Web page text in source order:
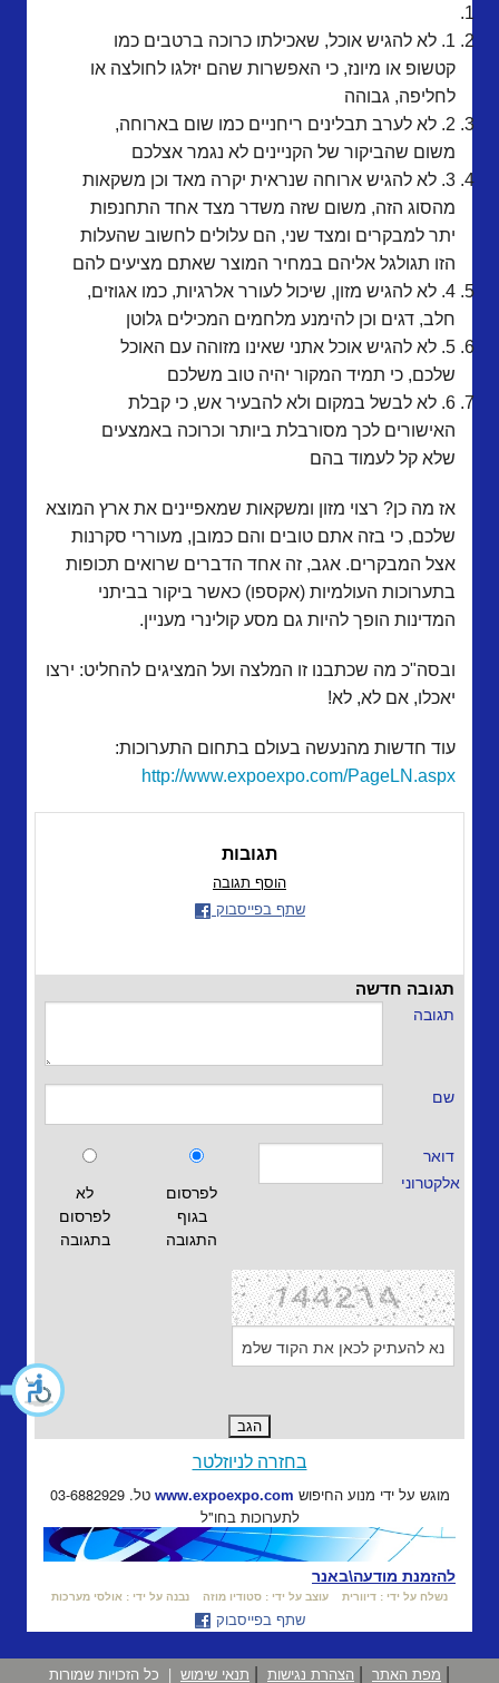
1. לא להגיש אוכל, שאכילתו כרוכה ברטבים כמו
קטשופ או מיונז, כי האפשרות שהם יזלגו לחולצה או
לחליפה, גבוהה
2. לא לערב תבלינים ריחניים כמו שום בארוחה,
משום שהביקור של הקניינים לא נגמר אצלכם
3. לא להגיש ארוחה שנראית יקרה מאד וכן משקאות
מהסוג הזה, משום שזה משדר מצד אחד התחנפות
יתר למבקרים ומצד שני, הם עלולים לחשוב שהעלות
הזו תגולגל אליהם במחיר המוצר שאתם מציעים להם
4. לא להגיש מזון, שיכול לעורר אלרגיות, כמו אגוזים,
חלב, דגים וכן להימנע מלחמים המכילים גלוטן
5. לא להגיש אוכל אתני שאינו מזוהה עם האוכל
שלכם, כי תמיד המקור יהיה טוב משלכם
6. לא לבשל במקום ולא להבעיר אש, כי קבלת
האישורים לכך מסורבלת ביותר וכרוכה באמצעים
שלא קל לעמוד בהם
אז מה כן? רצוי מזון ומשקאות שמאפיינים את ארץ המוצא
שלכם, כי בזה אתם טובים והם כמובן, מעוררי סקרנות
אצל המבקרים. אגב, זה אחד הדברים שרואים תכופות
בתערוכות העולמיות (אקספו) כאשר ביקור בביתני
המדינות הופך להיות גם מסע קולינרי מעניין.
ובסה"כ מה שכתבנו זו המלצה ועל המציגים להחליט: ירצו
יאכלו, אם לא, לא!
עוד חדשות מהנעשה בעולם בתחום התערוכות:
http://www.expoexpo.com/PageLN.aspx
תגובות
הוסף תגובה
שתף בפייסבוק
תגובה חדשה
תגובה
שם
לא
לפרסום
בתגובה
לפרסום
בגוף
התגובה
דואר
אלקטרוני
בחזרה לניוזלטר
טל. 03-6882929 www.expoexpo.com
לתערוכות בחו"ל
להזמנת מודעה\באנר
נשלח על ידי : דיוורית עוצב על ידי : סטודיו מוזה נבנה על ידי : אולסי מערכות
שתף בפייסבוק
כל הזכויות שמורות | תנאי שימוש | הצהרת נגישות | מפת האתר |